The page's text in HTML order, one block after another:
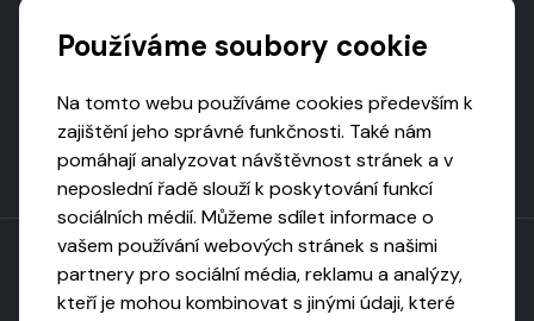
Používáme soubory cookie
Na tomto webu používáme cookies především k
zajištění jeho správné funkčnosti. Také nám
pomáhají analyzovat návštěvnost stránek a v
neposlední řadě slouží k poskytování funkcí
sociálních médií. Můžeme sdílet informace o
vašem používání webových stránek s našimi
partnery pro sociální média, reklamu a analýzy,
kteří je mohou kombinovat s jinými údaji, které